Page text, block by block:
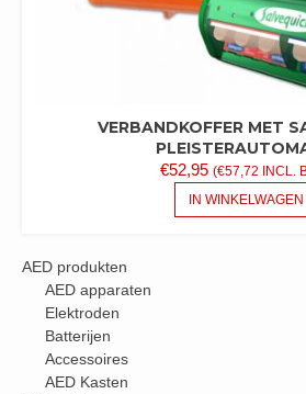
VERBANDKOFFER MET
€52,95 (€57,72 INCL.
IN WINKELWAGEN
AED produkten
AED apparaten
Elektroden
Batterijen
Accessoires
AED Kasten